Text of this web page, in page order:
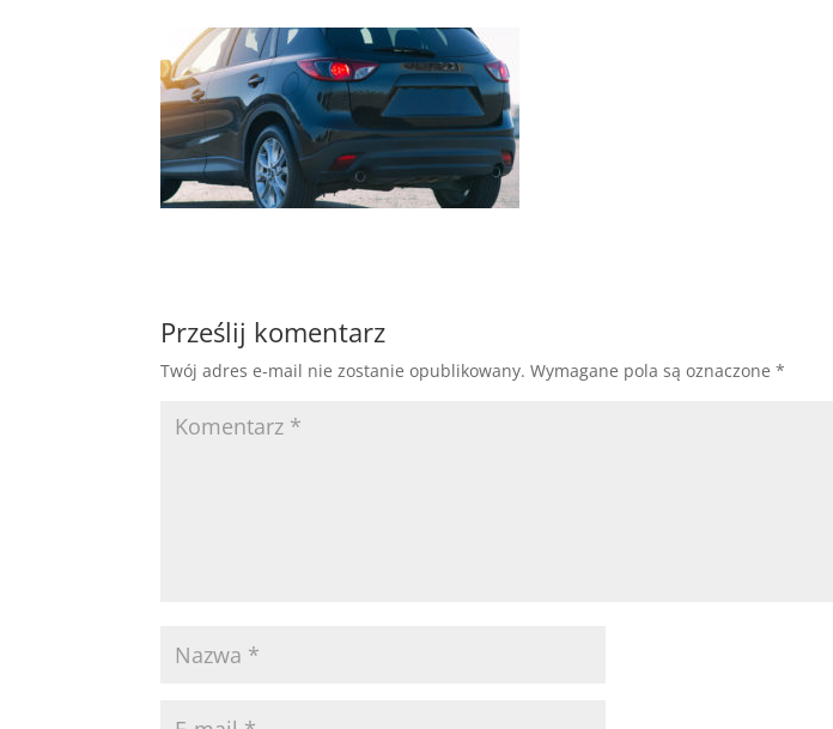
Prześlij komentarz
Twój adres e-mail nie zostanie opublikowany. Wymagane pola są oznaczone*